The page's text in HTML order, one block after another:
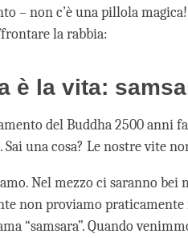
– non c’è una pillola
la rabbia:
è la vita:
del Buddha 2500 anni
una cosa? Le nostre vite
Nel mezzo ci saranno
non proviamo
“samsara”. Quando